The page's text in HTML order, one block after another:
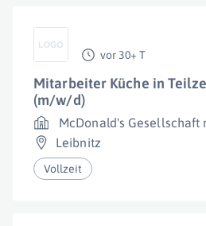
vor 30+ T
Mitarbeiter Küche in
(m/w/d)
McDonald's Gesellschaft
Leibnitz
Vollzeit